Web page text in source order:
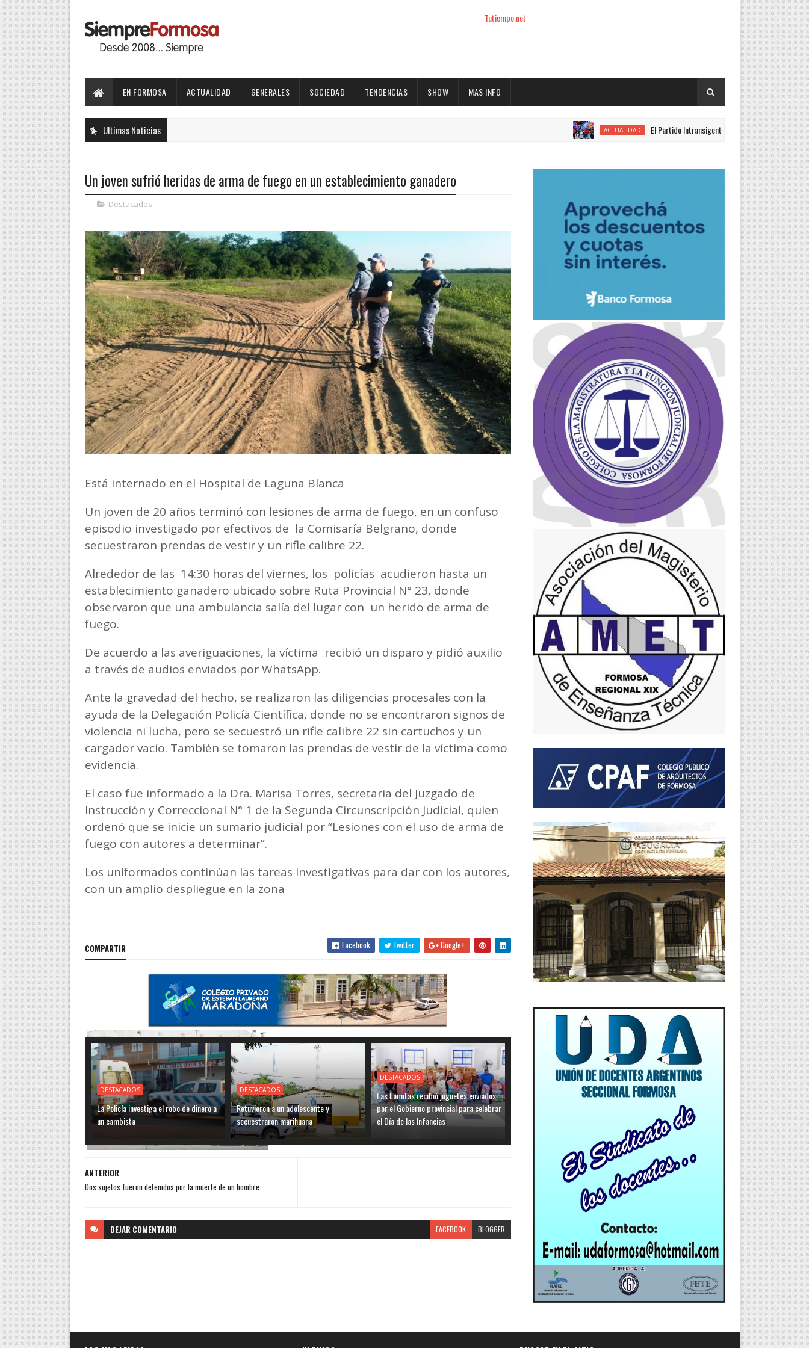
Tutiempo.net
EN FORMOSA ACTUALIDAD GENERALES SOCIEDAD TENDENCIAS SHOW MAS INFO
Ultimas Noticias ACTUALIDAD El Partido Intransigente se movilizó en rechazo al proyecto
Un joven sufrió heridas de arma de fuego en un establecimiento ganadero
Destacados
Está internado en el Hospital de Laguna Blanca
Un joven de 20 años terminó con lesiones de arma de fuego, en un confuso
episodio investigado por efectivos de la Comisaría Belgrano, donde
secuestraron prendas de vestir y un rifle calibre 22.
Alrededor de las 14:30 horas del viernes, los policías acudieron hasta un
establecimiento ganadero ubicado sobre Ruta Provincial N° 23, donde
observaron que una ambulancia salía del lugar con un herido de arma de
fuego.
De acuerdo a las averiguaciones, la víctima recibió un disparo y pidió auxilio
a través de audios enviados por WhatsApp.
Ante la gravedad del hecho, se realizaron las diligencias procesales con la
ayuda de la Delegación Policía Científica, donde no se encontraron signos de
violencia ni lucha, pero se secuestró un rifle calibre 22 sin cartuchos y un
cargador vacío. También se tomaron las prendas de vestir de la víctima como
evidencia.
El caso fue informado a la Dra. Marisa Torres, secretaria del Juzgado de
Instrucción y Correccional N° 1 de la Segunda Circunscripción Judicial, quien
ordenó que se inicie un sumario judicial por “Lesiones con el uso de arma de
fuego con autores a determinar”.
Los uniformados continúan las tareas investigativas para dar con los autores,
con un amplio despliegue en la zona
COMPARTIR Facebook Twitter Google+
DESTACADOS
La Policía investiga el robo de dinero a
un cambista
DESTACADOS
Retuvieron a un adolescente y
secuestraron marihuana
DESTACADOS
Las Lomitas recibió juguetes enviados
por el Gobierno provincial para celebrar
el Día de las Infancias
ANTERIOR
Dos sujetos fueron detenidos por la muerte de un hombre
DEJAR COMENTARIO FACEBOOK BLOGGER